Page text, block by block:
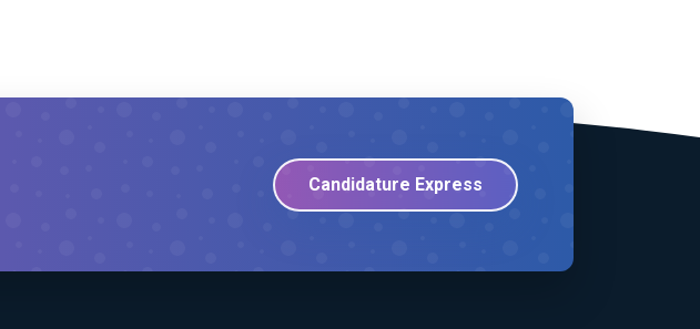
Candidature Express